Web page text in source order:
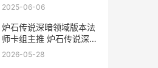
2025-06-06
炉石传说深暗领域版本法
师卡组主推 炉石传说深暗
领域全卡预览
2026-05-28